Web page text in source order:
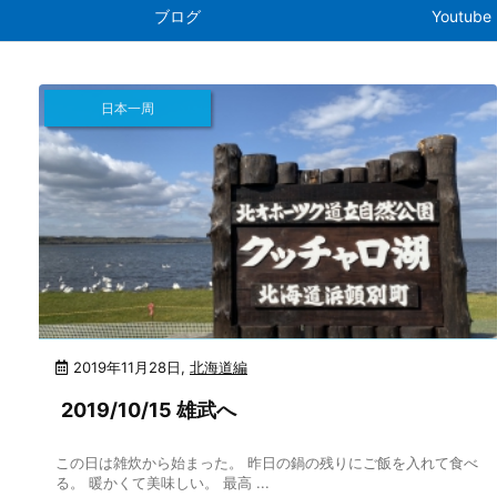
ブログ Youtube
2019年11月28日
日本一周
, 北海道編
2019/10/15 雄武へ
この日は雑炊から始まった。 昨日の鍋の残りにご飯を入れて食べ
る。 暖かくて美味しい。 最高 ...